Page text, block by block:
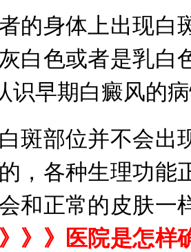
身体上出现白
白色或者是乳白
早期白癜风的病
部位并不会出
，各种生理功能
和正常的皮肤一
》》医院是怎样